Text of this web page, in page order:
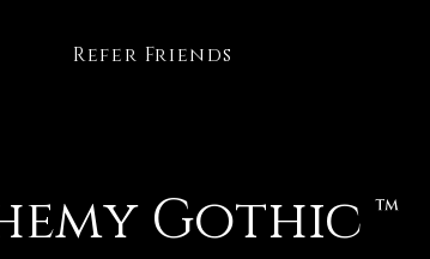
Refer Friends
Gothic ™